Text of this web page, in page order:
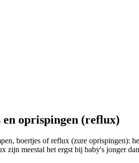
oprispingen (reflux)
boertjes of reflux (zure oprispingen):
zijn meestal het ergst bij baby's jonger